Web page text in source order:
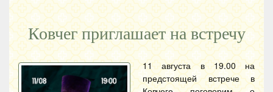
Ковчег приглашает на встречу
11 августа в 19.00 на
предстоящей встрече в